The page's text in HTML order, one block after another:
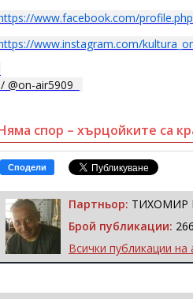
www.facebook.com/
www.instagram.com/
/ @on-air5909
спор – хърцойките са
Сподели
Партньор: ТИХОМИР
Брой публикации:
Всички публикации на